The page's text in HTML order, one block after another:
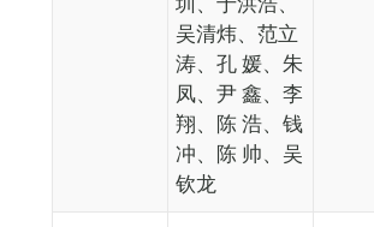
圳、于洪浩、
吴清炜、范立
涛、孔 媛、朱
凤、尹 鑫、李
翔、陈 浩、钱
冲、陈 帅、吴
钦龙